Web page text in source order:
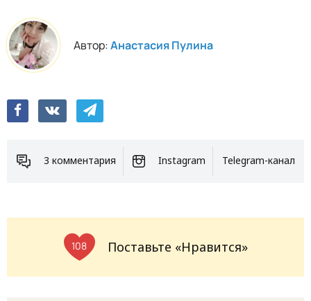
Автор:Анастасия Пулина
3 комментария Instagram Telegram-канал
108 Поставьте «Нравится»